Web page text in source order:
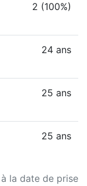
la date de prise
2 (100%)
24 ans
25 ans
25 ans